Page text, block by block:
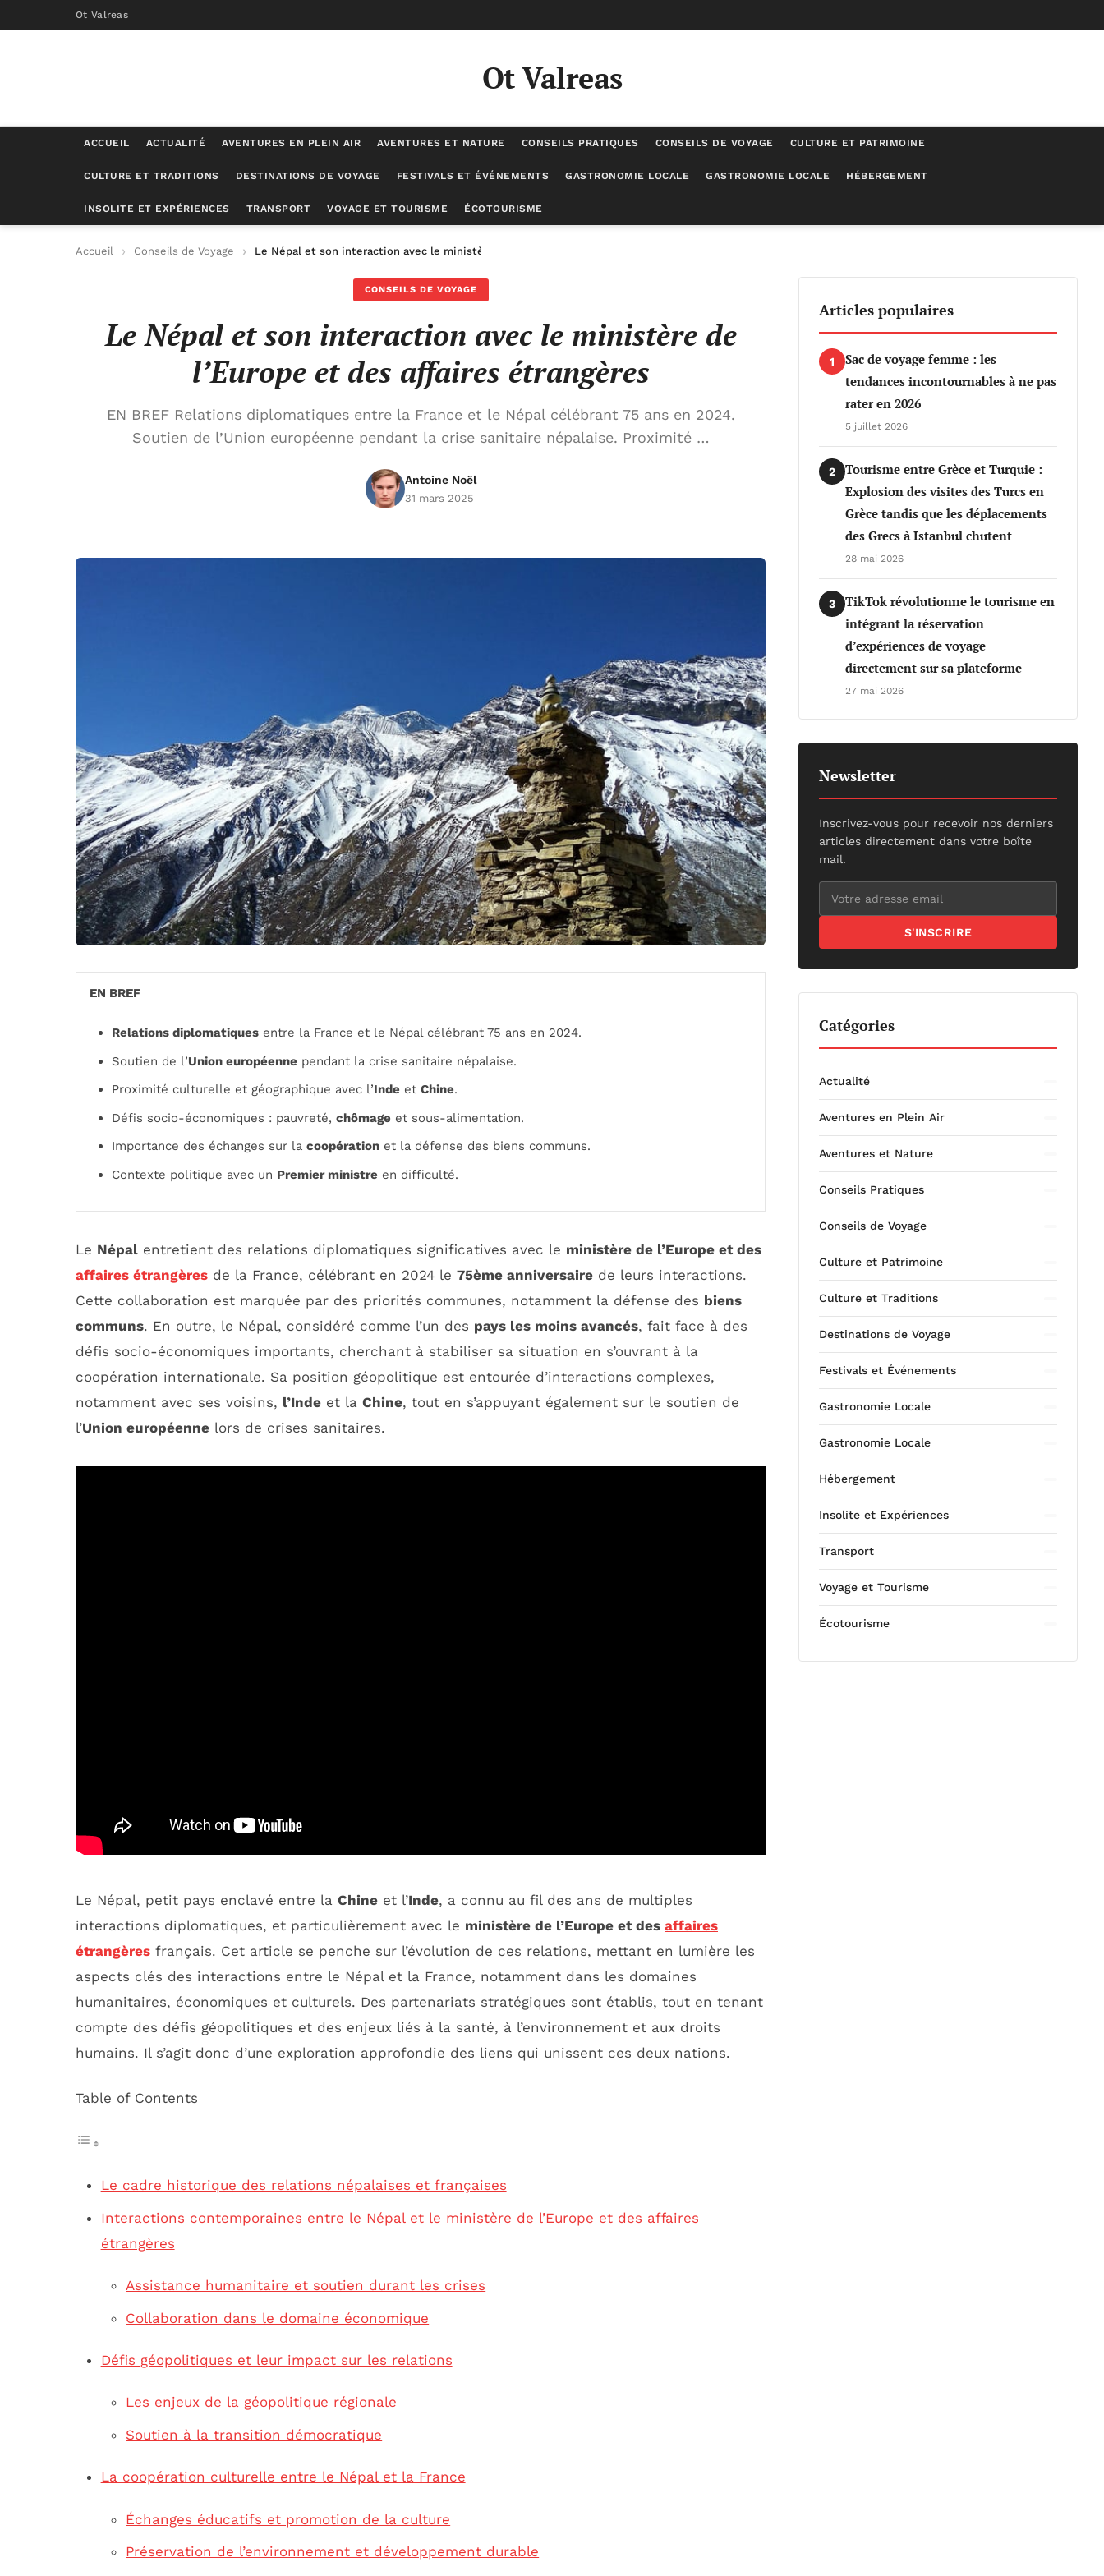
Ot Valreas
Ot Valreas
ACCUEIL ACTUALITÉ AVENTURES EN PLEIN AIR AVENTURES ET NATURE CONSEILS PRATIQUES CONSEILS DE VOYAGE CULTURE ET PATRIMOINE
CULTURE ET TRADITIONS DESTINATIONS DE VOYAGE FESTIVALS ET ÉVÉNEMENTS GASTRONOMIE LOCALE GASTRONOMIE LOCALE HÉBERGEMENT
INSOLITE ET EXPÉRIENCES TRANSPORT VOYAGE ET TOURISME ÉCOTOURISME
Accueil Conseils de Voyage Le Népal et son interaction avec le ministère de l’Europe et des affaires étrangères
CONSEILS DE VOYAGE
Le Népal et son interaction avec le ministère de
l’Europe et des affaires étrangères
EN BREF Relations diplomatiques entre la France et le Népal célébrant 75 ans en 2024.
Soutien de l’Union européenne pendant la crise sanitaire népalaise. Proximité …
Antoine Noël
31 mars 2025
EN BREF
Relations diplomatiques entre la France et le Népal célébrant 75 ans en 2024.
Soutien de l’Union européenne pendant la crise sanitaire népalaise.
Proximité culturelle et géographique avec l’Inde et Chine.
Défis socio-économiques : pauvreté, chômage et sous-alimentation.
Importance des échanges sur la coopération et la défense des biens communs.
Contexte politique avec un Premier ministre en difficulté.
Le Népal entretient des relations diplomatiques significatives avec le ministère de l’Europe et des
affaires étrangères de la France, célébrant en 2024 le 75ème anniversaire de leurs interactions.
Cette collaboration est marquée par des priorités communes, notamment la défense des biens
communs. En outre, le Népal, considéré comme l’un des pays les moins avancés, fait face à des
défis socio-économiques importants, cherchant à stabiliser sa situation en s’ouvrant à la
coopération internationale. Sa position géopolitique est entourée d’interactions complexes,
notamment avec ses voisins, l’Inde et la Chine, tout en s’appuyant également sur le soutien de
l’Union européenne lors de crises sanitaires.
Le Népal, petit pays enclavé entre la Chine et l’Inde, a connu au fil des ans de multiples
interactions diplomatiques, et particulièrement avec le ministère de l’Europe et des affaires
étrangères français. Cet article se penche sur l’évolution de ces relations, mettant en lumière les
aspects clés des interactions entre le Népal et la France, notamment dans les domaines
humanitaires, économiques et culturels. Des partenariats stratégiques sont établis, tout en tenant
compte des défis géopolitiques et des enjeux liés à la santé, à l’environnement et aux droits
humains. Il s’agit donc d’une exploration approfondie des liens qui unissent ces deux nations.
Table of Contents
Le cadre historique des relations népalaises et françaises
Interactions contemporaines entre le Népal et le ministère de l’Europe et des affaires
étrangères
Assistance humanitaire et soutien durant les crises
Collaboration dans le domaine économique
Défis géopolitiques et leur impact sur les relations
Les enjeux de la géopolitique régionale
Soutien à la transition démocratique
La coopération culturelle entre le Népal et la France
Échanges éducatifs et promotion de la culture
Préservation de l’environnement et développement durable
Articles populaires
1
Sac de voyage femme : les
tendances incontournables à ne pas
rater en 2026
5 juillet 2026
2
Tourisme entre Grèce et Turquie :
Explosion des visites des Turcs en
Grèce tandis que les déplacements
des Grecs à Istanbul chutent
28 mai 2026
3
TikTok révolutionne le tourisme en
intégrant la réservation
d’expériences de voyage
directement sur sa plateforme
27 mai 2026
Newsletter
Inscrivez-vous pour recevoir nos derniers
articles directement dans votre boîte
mail.
S'INSCRIRE
Catégories
Actualité
Aventures en Plein Air
Aventures et Nature
Conseils Pratiques
Conseils de Voyage
Culture et Patrimoine
Culture et Traditions
Destinations de Voyage
Festivals et Événements
Gastronomie Locale
Gastronomie Locale
Hébergement
Insolite et Expériences
Transport
Voyage et Tourisme
Écotourisme